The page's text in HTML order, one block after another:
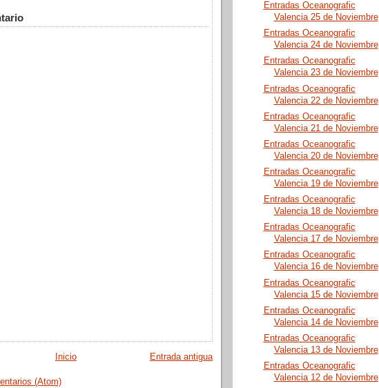
Entrada antigua
Inicio
(Atom)
Entradas Oceanografic
Valencia 25 de Noviembre
Entradas Oceanografic
Valencia 24 de Noviembre
Entradas Oceanografic
Valencia 23 de Noviembre
Entradas Oceanografic
Valencia 22 de Noviembre
Entradas Oceanografic
Valencia 21 de Noviembre
Entradas Oceanografic
Valencia 20 de Noviembre
Entradas Oceanografic
Valencia 19 de Noviembre
Entradas Oceanografic
Valencia 18 de Noviembre
Entradas Oceanografic
Valencia 17 de Noviembre
Entradas Oceanografic
Valencia 16 de Noviembre
Entradas Oceanografic
Valencia 15 de Noviembre
Entradas Oceanografic
Valencia 14 de Noviembre
Entradas Oceanografic
Valencia 13 de Noviembre
Entradas Oceanografic
Valencia 12 de Noviembre